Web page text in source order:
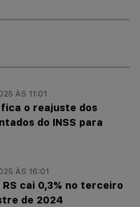
ÀS 11:01
fica o reajuste dos
do INSS para
ÀS 16:01
RS cai 0,3% no terceiro
de 2024